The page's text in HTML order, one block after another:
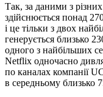
Так, за даними з
здійснюється понад
і це тільки з двох
генерується близько
одного з найбільших
Netflix одночасно
по каналах компанії
в середньому близько